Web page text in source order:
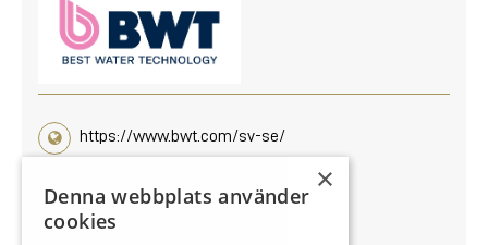
https://www.bwt.com/sv-se/
×
Denna webbplats använder
cookies